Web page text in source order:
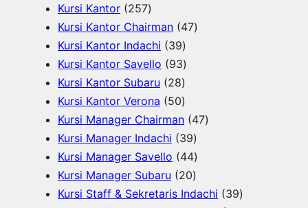
u
d
o
P
r
o
d
u
k
P
r
o
d
u
k
Kursi Kantor 2572
5
7
P
r
o
d
u
k
Kursi Kantor Chairman 474
d
u
k
Kursi Kantor Indachi 393
9
P
r
o
d
u
k
Kursi Kantor Savello 939
3
P
r
o
d
u
k
Kursi Kantor Subaru 282
8
P
r
o
d
u
Kursi Kantor Verona 505
0
P
r
o
d
Kursi Manager Chairman 474
o
Kursi Manager Indachi 393
9
P
r
Kursi Manager Savello 444
4
P
Kursi Manager Subaru 202
0
Kursi Staff & Sekretaris Indachi 393